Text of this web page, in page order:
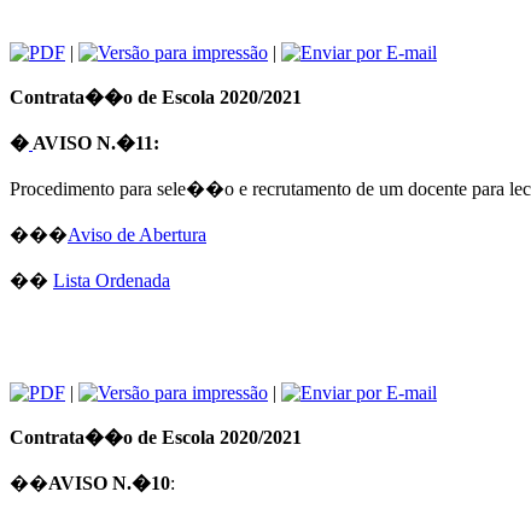
| |
Contrata��o de Escola 2020/2021
� AVISO N.�11:
Procedimento para sele��o e recrutamento de um docente
���Aviso de Abertura
�� Lista Ordenada
| |
Contrata��o de Escola 2020/2021
��AVISO N.�10: